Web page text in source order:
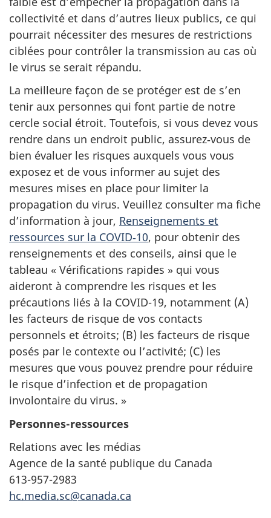
collectivité et dans d’autres lieux publics, ce qui
pourrait nécessiter des mesures de restrictions
ciblées pour contrôler la transmission au cas où
le virus se serait répandu.
La meilleure façon de se protéger est de s’en
tenir aux personnes qui font partie de notre
cercle social étroit. Toutefois, si vous devez vous
rendre dans un endroit public, assurez‑vous de
bien évaluer les risques auxquels vous vous
exposez et de vous informer au sujet des
mesures mises en place pour limiter la
propagation du virus. Veuillez consulter ma fiche
d’information à jour, Renseignements et
ressources sur la COVID‑10, pour obtenir des
renseignements et des conseils, ainsi que le
tableau « Vérifications rapides » qui vous
aideront à comprendre les risques et les
précautions liés à la COVID-19, notamment (A)
les facteurs de risque de vos contacts
personnels et étroits; (B) les facteurs de risque
posés par le contexte ou l’activité; (C) les
mesures que vous pouvez prendre pour réduire
le risque d’infection et de propagation
involontaire du virus. »
Personnes-ressources
Relations avec les médias
Agence de la santé publique du Canada
613-957-2983
hc.media.sc@canada.ca